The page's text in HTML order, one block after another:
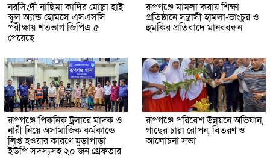
নরসিংদী নাছিমা কাদির মোল্লা হাই
স্কুল অ্যান্ড হোমসে এসএসসি
পরীক্ষায় শতভাগ জিপিএ ৫
পেয়েছে
রূপগঞ্জে মামলা করায় শিক্ষা
প্রতিষ্ঠানে সন্ত্রাসী হামলা-ভাংচুর ও
হুমকির প্রতিবাদে মানববন্ধন
রূপগঞ্জে পিকনিক ট্রলারে মাদক ও
নারী নিয়ে অসামাজিক কর্মকান্ডে
লিপ্ত হওয়ার কারণে মুড়াপাড়া
ইউপি সদস্যসহ ২০ জন গ্রেফতার
রূপগঞ্জে পরিবেশ উন্নয়নে অভিযান,
গাছের চারা রোপন, বিতরণ ও
আলোচনা সভা